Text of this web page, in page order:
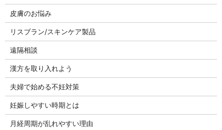
皮膚のお悩み
リスブラン/スキンケア製品
遠隔相談
漢方を取り入れよう
夫婦で始める不妊対策
妊娠しやすい時期とは
月経周期が乱れやすい理由